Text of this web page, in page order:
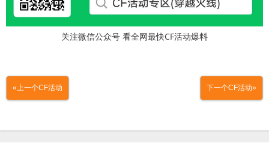
关注微信公众号 看全网最快CF活动爆料
«上一个CF活动 下一个CF活动»